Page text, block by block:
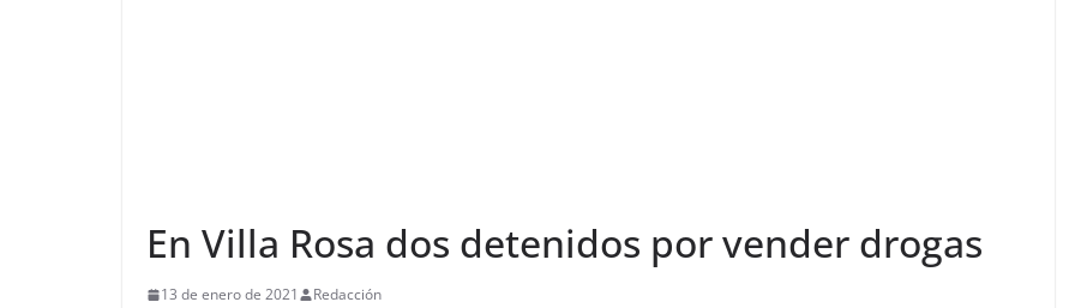
En Villa Rosa dos detenidos por vender drogas
13 de enero de 2021 Redacción